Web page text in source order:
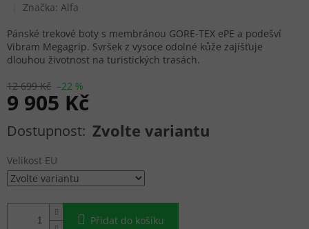
Značka: Alfa
12 699 Kč –22 %
9 905 Kč
Měrná cena: Zvolte variantu
Velikost EU
Přidat do košíku
Pánské trekové boty s membránou GORE-TEX ePE a podešví
Vibram Megagrip. Svršek z vysoce odolné kůže zajišťuje
dlouhou životnost na turistických trasách.